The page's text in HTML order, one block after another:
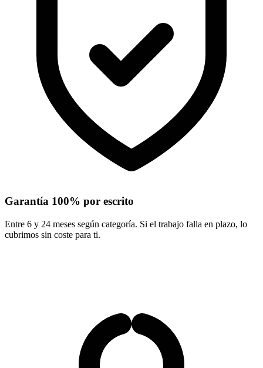
Garantía 100% por escrito
Entre 6 y 24 meses según categoría. Si el trabajo falla en plazo, lo
cubrimos sin coste para ti.